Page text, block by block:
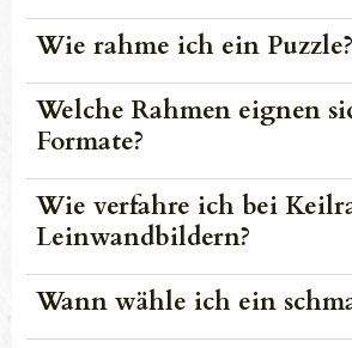
Wie rahme ich ein Puzzle?
Welche Rahmen eignen
Formate?
Wie verfahre ich bei
Leinwandbildern?
Wann wähle ich ein